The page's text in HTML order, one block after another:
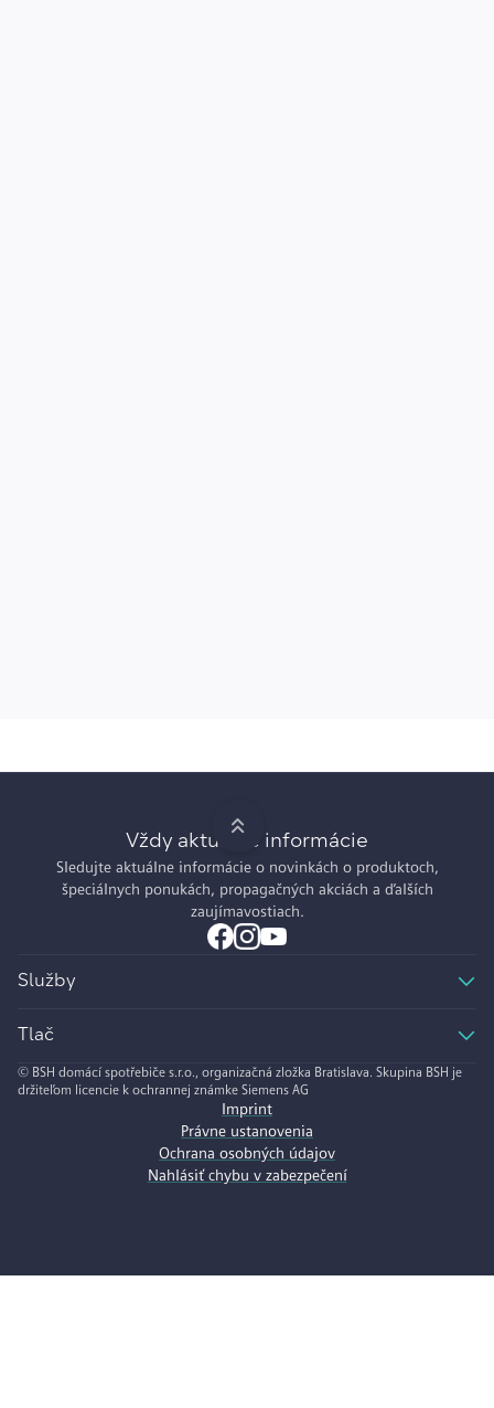
Vždy aktuálne informácie
Sledujte aktuálne informácie o novinkách o produktoch,
špeciálnych ponukách, propagačných akciách a ďalších
zaujímavostiach.
Služby
Tlač
© BSH domácí spotřebiče s.r.o., organizačná zložka Bratislava. Skupina BSH je
držiteľom licencie k ochrannej známke Siemens AG
Imprint
Právne ustanovenia
Ochrana osobných údajov
Nahlásiť chybu v zabezpečení